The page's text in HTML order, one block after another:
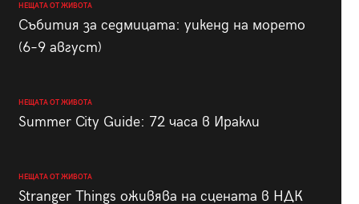
НЕЩАТА ОТ ЖИВОТА
Събития за седмицата: уикенд на морето
(6–9 август)
НЕЩАТА ОТ ЖИВОТА
Summer City Guide: 72 часа в Иракли
НЕЩАТА ОТ ЖИВОТА
Stranger Things оживява на сцената в НДК